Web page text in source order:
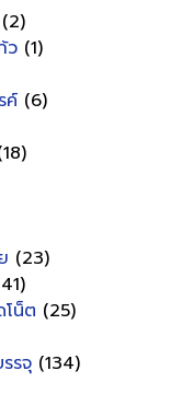
(2)
ว (1)
ค์ (6)
(23)
น็ต (25)
รจุ (134)